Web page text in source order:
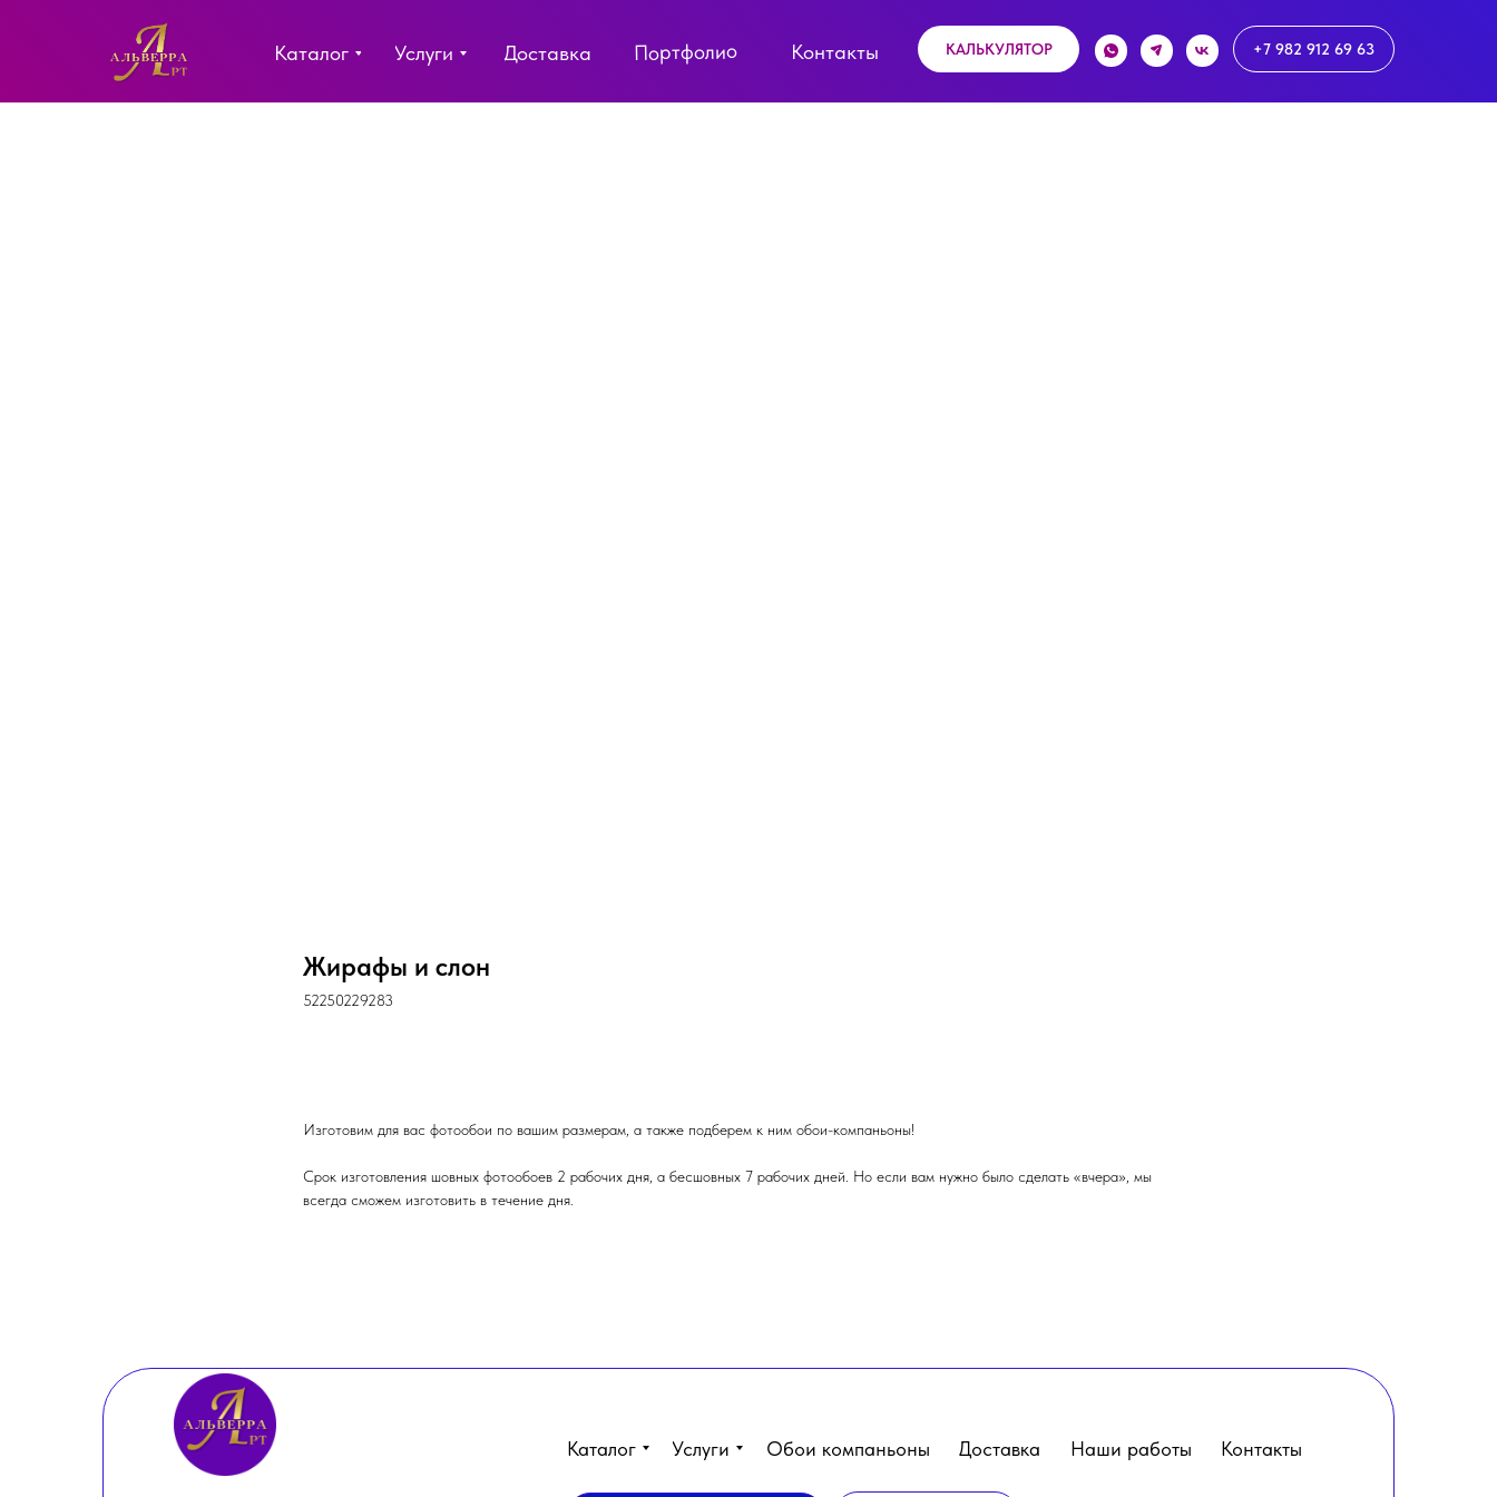
Контакты
Портфолио
Доставка
Услуги
Каталог +7 982 912 69 63
КАЛЬКУЛЯТОР
Жирафы и слон
52250229283
Изготовим для вас фотообои по вашим размерам, а также подберем к ним обои-компаньоны!
Срок изготовления шовных фотообоев 2 рабочих дня, а бесшовных 7 рабочих дней. Но если вам нужно было сделать «вчера», мы
всегда сможем изготовить в течение дня.
Контакты
Наши работы
Доставка
Обои компаньоны
Услуги
Каталог